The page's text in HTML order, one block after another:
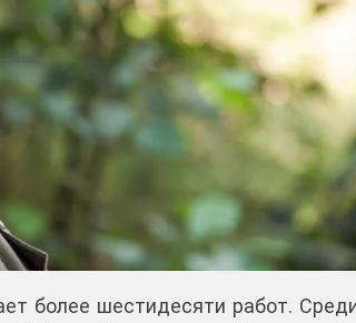
более шестидесяти работ.